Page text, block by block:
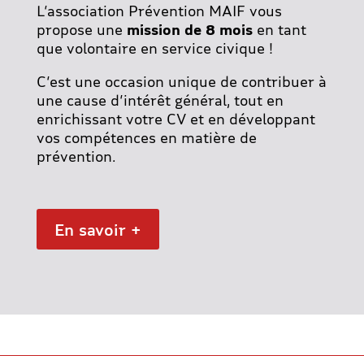
L’association Prévention MAIF vous
propose une mission de 8 moisen tant
que volontaire en service civique !
C’est une occasion unique de contribuer à
une cause d’intérêt général, tout en
enrichissant votre CV et en développant
vos compétences en matière de
prévention.
En savoir +